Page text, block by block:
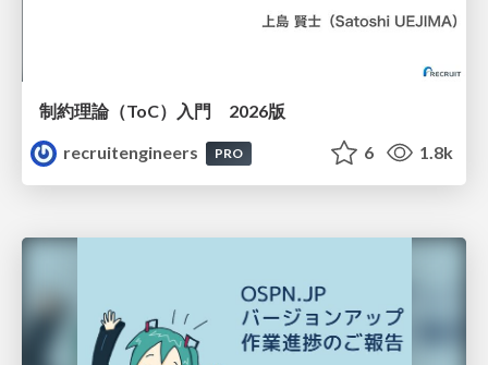
制約理論（ToC）入門 2026版
recruitengineers
PRO 6 1.8k